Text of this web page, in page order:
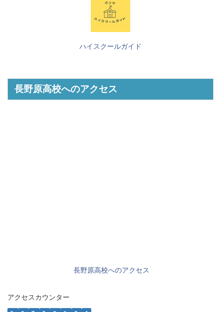
ハイスクールガイド
長野原高校へのアクセス
長野原高校へのアクセス
アクセスカウンター